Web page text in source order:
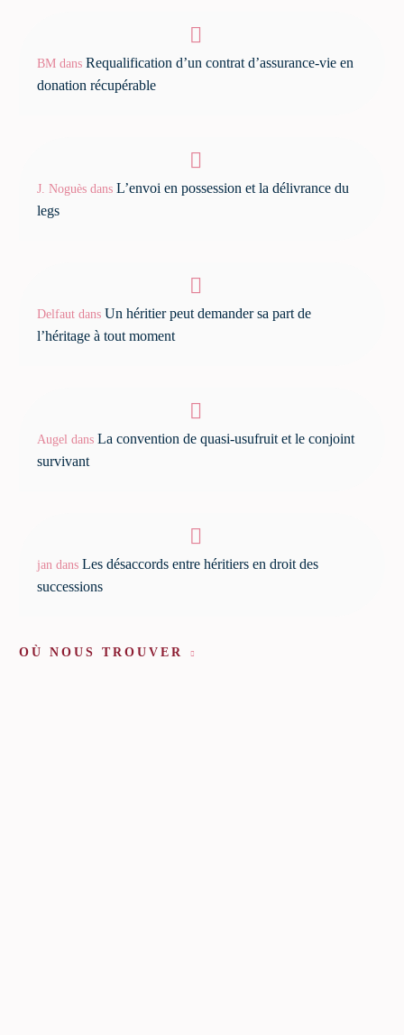
BM dans Requalification d’un contrat d’assurance-vie en
donation récupérable
J. Noguès dans L’envoi en possession et la délivrance du
legs
Delfaut dans Un héritier peut demander sa part de
l’héritage à tout moment
Augel dans La convention de quasi-usufruit et le conjoint
survivant
jan dans Les désaccords entre héritiers en droit des
successions
OÙ NOUS TROUVER